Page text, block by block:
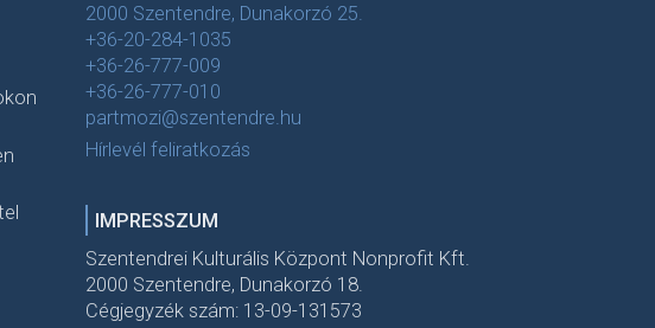
2000 Szentendre, Dunakorzó 25.
+36-20-284-1035
+36-26-777-009
+36-26-777-010
partmozi@szentendre.hu
Hírlevél feliratkozás
IMPRESSZUM
Szentendrei Kulturális Központ Nonprofit Kft.
2000 Szentendre, Dunakorzó 18.
Cégjegyzék szám: 13-09-131573